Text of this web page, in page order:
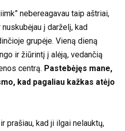
nebereagavau taip aštriai,
į darželį, kad
grupėje. Vieną dieną
ir žiūrintį į alėją, vedančią
centrą. Pastebėjęs mane,
kad pagaliau kažkas atėjo
prašiau, kad ji ilgai nelauktų,